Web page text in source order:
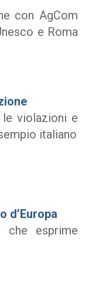
con AgCom
e Roma
violazioni e
italiano
d’Europa
che esprime